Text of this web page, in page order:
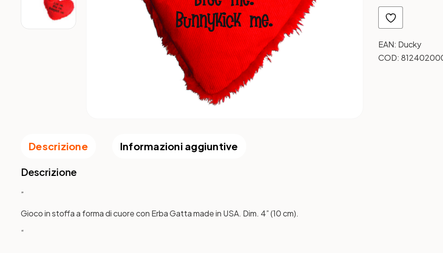
EAN: Ducky
COD:
Descrizione Informazioni aggiuntive
Descrizione
”
Gioco in stoffa a forma di cuore con Erba Gatta made in USA. Dim. 4” (10 cm).
“